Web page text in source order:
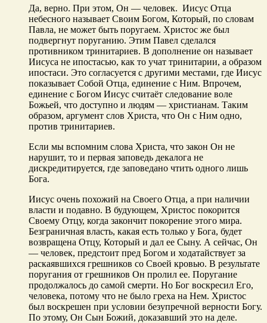
Да, верно. При этом, Он — человек. Иисус Отца
небесного называет Своим Богом, Который, по словам
Павла, не может быть поругаем. Христос же был
подвергнут поруганию. Этим Павел сделался
противником тринитариев. В дополнение он называет
Иисуса не ипостасью, как то учат тринитарии, а образом
ипостаси. Это согласуется с другими местами, где Иисус
показывает Собой Отца, единение с Ним. Впрочем,
единение с Богом Иисус считаёт следование воле
Божьей, что доступно и людям — христианам. Таким
образом, аргумент слов Христа, что Он с Ним одно,
против тринитариев.
Если мы вспомним слова Христа, что закон Он не
нарушит, то и первая заповедь декалога не
дискредитируется, где заповедано чтить одного лишь
Бога.
Иисус очень похожий на Своего Отца, а при наличии
власти и подавно. В будующем, Христос покорится
Своему Отцу, когда закончит покорение этого мира.
Безграничная власть, какая есть только у Бога, будет
возвращена Отцу, Который и дал ее Сыну. А сейчас, Он
— человек, предстоит пред Богом и ходатайствует за
раскаявшихся грешников со Своей кровью. В результате
поругания от грешников Он пролил ее. Поругание
продолжалось до самой смерти. Но Бог воскресил Его,
человека, потому что не было греха на Нем. Христос
был воскрешен при условии безупречной верности Богу.
По этому, Он Сын Божий, доказавший это на деле.